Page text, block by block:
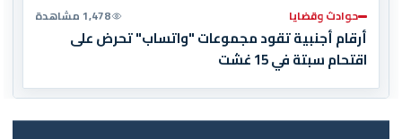
حوادث وقضايا 1,478 مشاهدة
أرقام أجنبية تقود مجموعات "واتساب" تحرض على
اقتحام سبتة في 15 غشت